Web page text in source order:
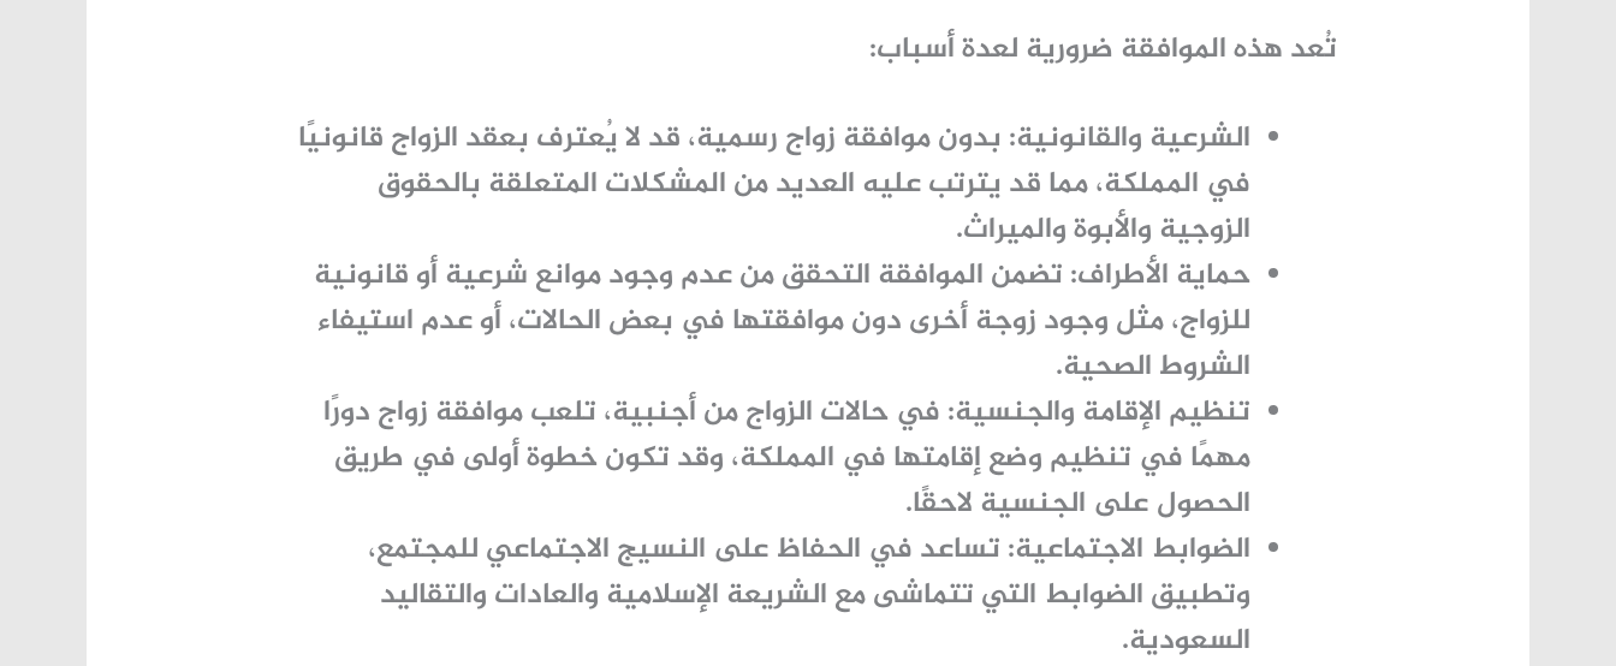
تُعد هذه الموافقة ضرورية لعدة أسباب:
الشرعية والقانونية: بدونموافقة زواج رسمية، قد لا يُعترف بعقد الزواج قانونيًا
في المملكة، مما قد يترتب عليه العديد من المشكلات المتعلقة بالحقوق
الزوجية والأبوة والميراث.
حماية الأطراف: تضمن الموافقة التحقق من عدم وجود موانع شرعية أو قانونية
للزواج، مثل وجود زوجة أخرى دون موافقتها في بعض الحالات، أو عدم استيفاء
الشروط الصحية.
تنظيم الإقامة والجنسية: في حالات الزواج من أجنبية، تلعبموافقة زواج دورًا
مهمًا في تنظيم وضع إقامتها في المملكة، وقد تكون خطوة أولى في طريق
الحصول على الجنسية لاحقًا.
الضوابط الاجتماعية: تساعد في الحفاظ على النسيج الاجتماعي للمجتمع،
وتطبيق الضوابط التي تتماشى مع الشريعة الإسلامية والعادات والتقاليد
السعودية.